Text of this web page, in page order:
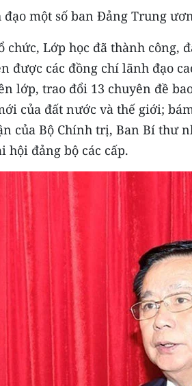
một số ban Đảng Trung
chức, Lớp học đã thành công,
được các đồng chí lãnh đạo
lớp, trao đổi 13 chuyên đề
của đất nước và thế giới;
của Bộ Chính trị, Ban Bí thư
đảng bộ các cấp.